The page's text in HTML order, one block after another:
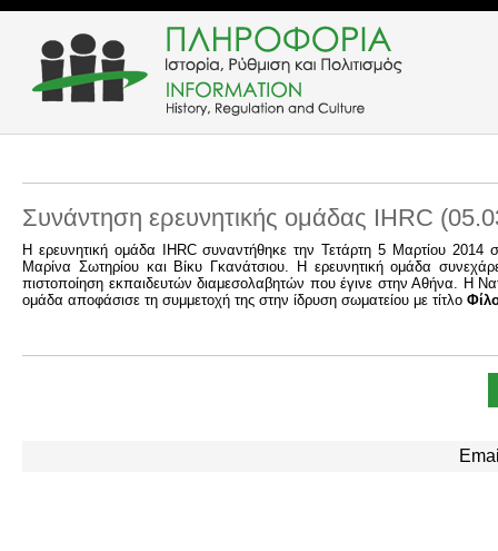
Συνάντηση ερευνητικής ομάδας IHRC
Η ερευνητική ομάδα IHRC συναντήθηκε την Τετάρτη 5 Μαρτίου
Μαρίνα Σωτηρίου και Βίκυ Γκανάτσιου. Η ερευνητική ομάδα
πιστοποίηση εκπαιδευτών διαμεσολαβητών που έγινε στην Αθήνα. Η
ομάδα αποφάσισε τη συμμετοχή της στην ίδρυση σωματείου με τίτλο